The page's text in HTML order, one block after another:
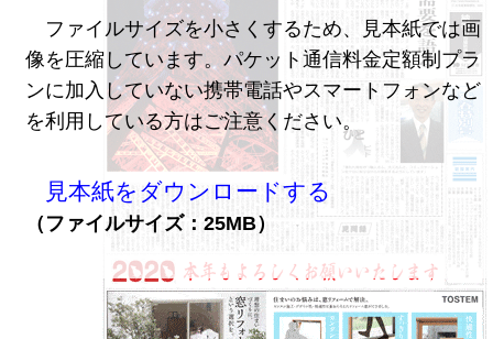
ファイルサイズを小さくするため、見本紙では画
像を圧縮しています。パケット通信料金定額制プラ
ンに加入していない携帯電話やスマートフォンなど
を利用している方はご注意ください。
見本紙をダウンロードする
（ファイルサイズ：25MB）